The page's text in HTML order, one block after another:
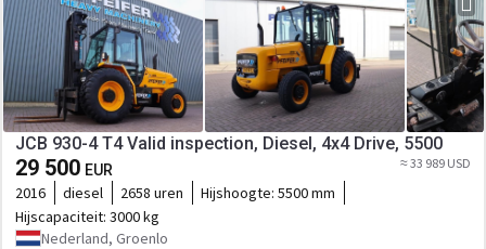
JCB 930-4 T4 Valid inspection, Diesel, 4x4 Drive, 5500
29 500 EUR ≈ 33 989 USD
2016 diesel 2658 uren Hijshoogte: 5500 mm
Hijscapaciteit: 3000 kg
Nederland, Groenlo